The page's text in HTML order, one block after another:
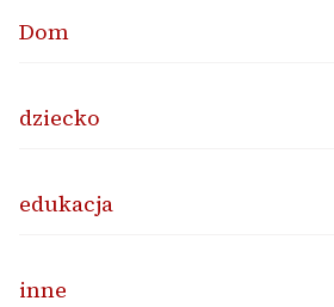
Dom
dziecko
edukacja
inne